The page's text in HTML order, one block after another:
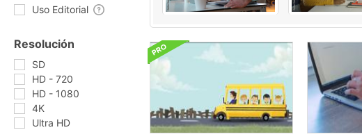
Uso Editorial
Resolución
SD
HD - 720
HD - 1080
4K
Ultra HD